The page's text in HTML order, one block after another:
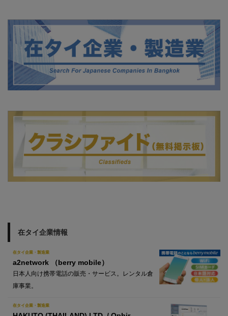
在タイ企業情報
在タイ企業・製造業
a2network （berry mobile）
日本人向け携帯電話の販売・サービス。レンタル倉
庫事業。
在タイ企業・製造業